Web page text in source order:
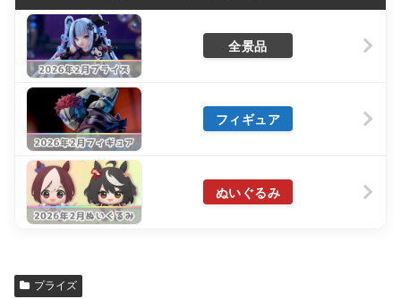
全景品
フィギュア
ぬいぐるみ
プライズ